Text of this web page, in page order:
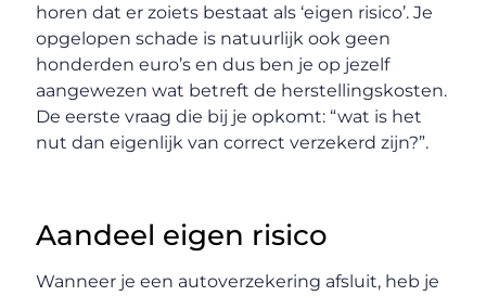
horen dat er zoiets bestaat als ‘eigen risico’. Je
opgelopen schade is natuurlijk ook geen
honderden euro’s en dus ben je op jezelf
aangewezen wat betreft de herstellingskosten.
De eerste vraag die bij je opkomt: “wat is het
nut dan eigenlijk van correct verzekerd zijn?”.
Aandeel eigen risico
Wanneer je een autoverzekering afsluit, heb je